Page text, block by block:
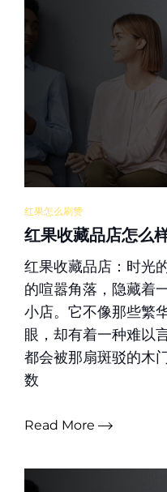
红果怎么刷赞
红果收藏品店怎么
红果收藏品店：时光
的喧嚣角落，隐藏着
小店。它不像那些繁
眼，却有着一种难以
都会被那扇斑驳的木
数
Read More